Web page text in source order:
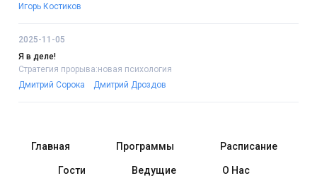
Игорь Костиков
2025-11-05
Я в деле!
Стратегия прорыва:новая психология
Дмитрий Сорока
Дмитрий Дроздов
Главная Программы Расписание
Гости Ведущие О Нас